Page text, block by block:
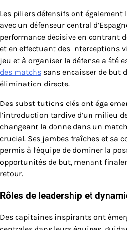
Les piliers défensifs ont également
avec un défenseur central
performance décisive en contrant
et en effectuant des interceptions
jeu et à organiser la défense a été
des matchs sans encaisser de but
élimination directe.
Des substitutions clés ont
l’introduction tardive d’un milieu
changeant la donne dans un
crucial. Ses jambes fraîches et sa
permis à l’équipe de dominer la
opportunités de but, menant
retour.
Rôles de leadership et
Des capitaines inspirants ont